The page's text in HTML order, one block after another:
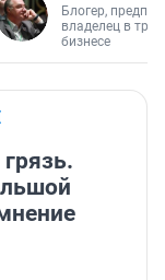
Блогер,
владелец в
бизнесе